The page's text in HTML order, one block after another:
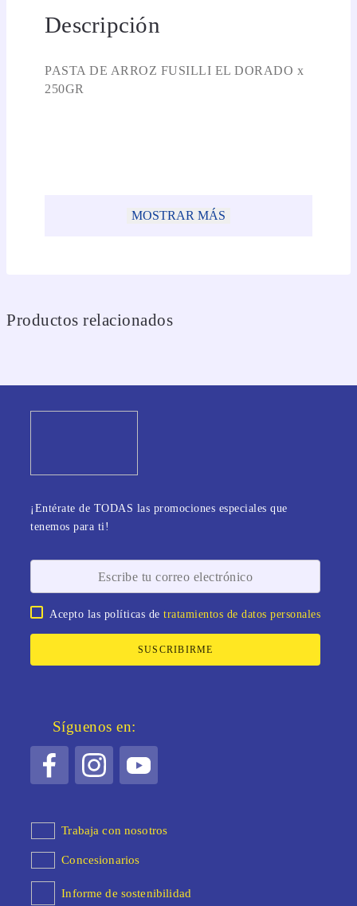
Descripción
PASTA DE ARROZ FUSILLI EL DORADO x
250GR
MOSTRAR MÁS
Productos relacionados
¡Entérate de TODAS las promociones especiales que
tenemos para ti!
Acepto las políticas detratamientos de datos personales
SUSCRIBIRME
Síguenos en:
Trabaja con nosotros
Concesionarios
Informe de sostenibilidad